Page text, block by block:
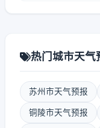
热门城市天气
苏州市天气预报
铜陵市天气预报